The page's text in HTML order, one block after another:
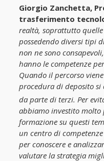
Giorgio Zanchetta,
trasferimento
realtà, soprattutto
possedendo diversi tipi
non ne sono
hanno le competenze
Quando il percorso
procedura di deposito
da parte di terzi. Per
abbiamo investito molto
formazione su questi
un centro di
per conoscere e
valutare la strategia